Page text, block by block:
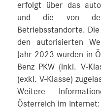
erfolgt über das
und die von den
Betriebsstandorte.
den autorisierten
Jahr 2023 wurden in
Benz PKW (inkl. V-
(exkl. V-Klasse)
Weitere
Österreich im Internet: